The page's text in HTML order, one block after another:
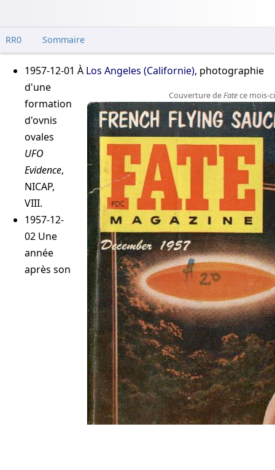
RR0 Sommaire
1957-12-01
Couverture deFatece mois-ci
À Los Angeles (Californie), photographie
d'une
formation
d'ovnis
ovales
UFO
Evidence,
NICAP,
VIII.
1957-12-
02 Une
année
après son